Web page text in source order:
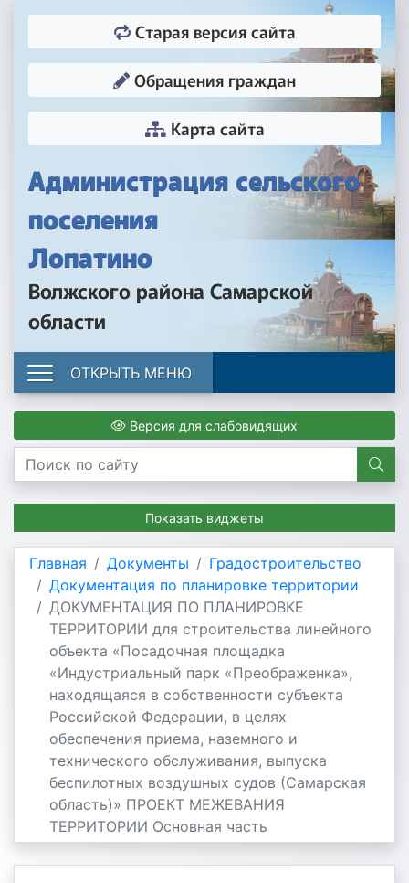
Администрация сельского
поселения
Лопатино
Волжского района Самарской
области
Старая версия сайта
Обращения граждан
Карта сайта
ОТКРЫТЬ МЕНЮ
Версия для слабовидящих
Показать виджеты
Главная Документы
Градостроительство
Документация по планировке территории
ДОКУМЕНТАЦИЯ ПО ПЛАНИРОВКЕ
ТЕРРИТОРИИ для строительства линейного
объекта «Посадочная площадка
«Индустриальный парк «Преображенка»,
находящаяся в собственности субъекта
Российской Федерации, в целях
обеспечения приема, наземного и
технического обслуживания, выпуска
беспилотных воздушных судов (Самарская
область)» ПРОЕКТ МЕЖЕВАНИЯ
ТЕРРИТОРИИ Основная часть